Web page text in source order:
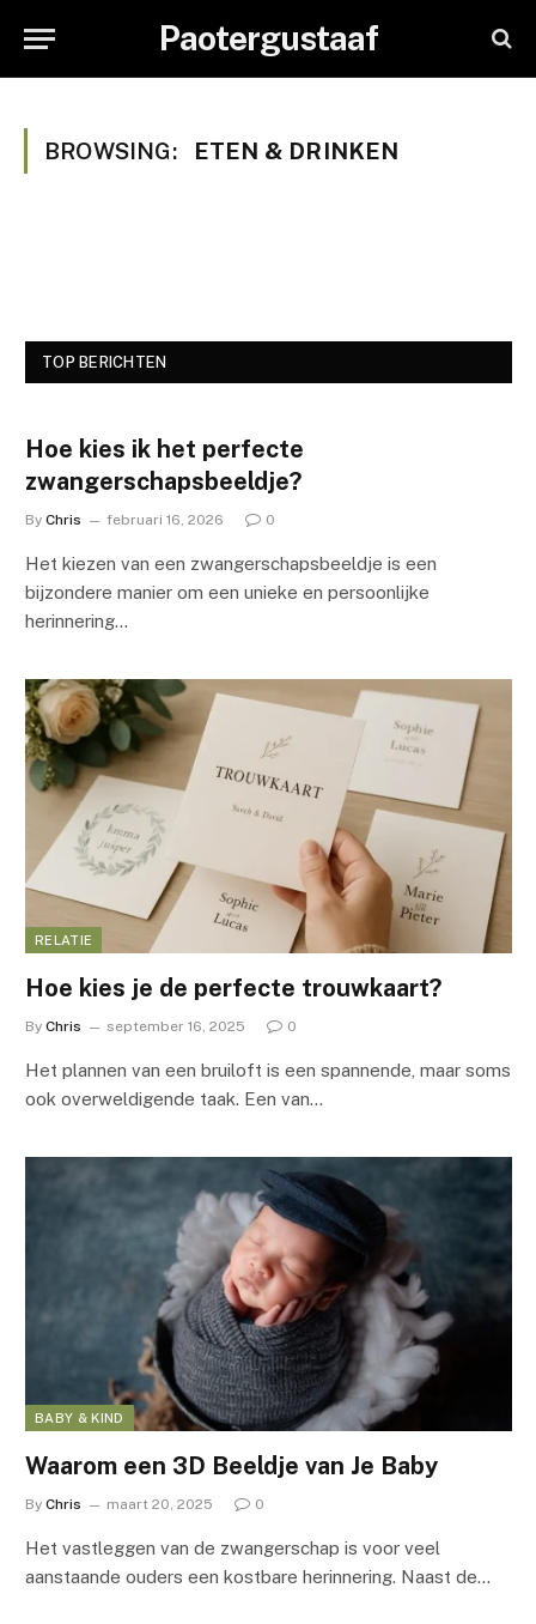
Paotergustaaf
BROWSING: ETEN & DRINKEN
TOP BERICHTEN
Hoe kies ik het perfecte
zwangerschapsbeeldje?
By Chris februari 16, 2026 0
Het kiezen van een zwangerschapsbeeldje is een
bijzondere manier om een unieke en persoonlijke
herinnering…
RELATIE
Hoe kies je de perfecte trouwkaart?
By Chris september 16, 2025 0
Het plannen van een bruiloft is een spannende, maar soms
ook overweldigende taak. Een van…
BABY & KIND
Waarom een 3D Beeldje van Je Baby
By Chris maart 20, 2025 0
Het vastleggen van de zwangerschap is voor veel
aanstaande ouders een kostbare herinnering. Naast de…